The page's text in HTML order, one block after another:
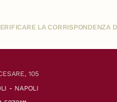
LA CORRISPONDENZA
105
- NAPOLI